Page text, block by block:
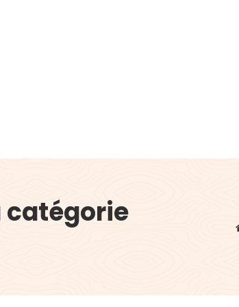
catégorie